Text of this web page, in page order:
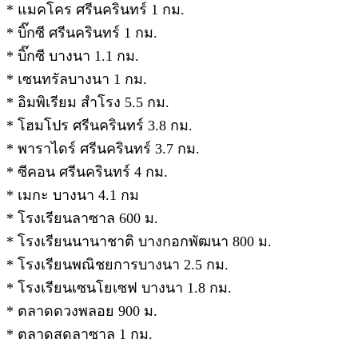
* แมคโคร ศรีนครินทร์ 1 กม.
* บิ๊กซี ศรีนครินทร์ 1 กม.
* บิ๊กซี บางนา 1.1 กม.
* เซนทรัลบางนา 1 กม.
* อิมพิเรียม สำโรง 5.5 กม.
* โฮมโปร ศรีนครินทร์ 3.8 กม.
* พาราไดร์ ศรีนครินทร์ 3.7 กม.
* ซีคอน ศรีนครินทร์ 4 กม.
* เมกะ บางนา 4.1 กม
* โรงเรียนลาซาล 600 ม.
* โรงเรียนนานาชาติ บางกอกพัฒนา 800 ม.
* โรงเรียนพณิชยการบางนา 2.5 กม.
* โรงเรียนเซนโยเซฟ บางนา 1.8 กม.
* ตลาดดวงพลอย 900 ม.
* ตลาดสดลาซาล 1 กม.